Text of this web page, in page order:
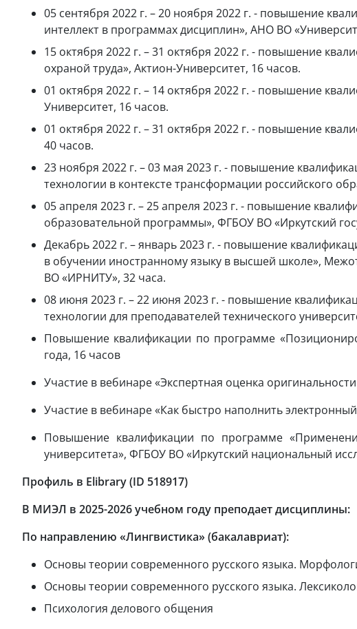
05 сентября 2022 г. – 20 ноября 2022 г. - повышение
интеллект в программах дисциплин», АНО ВО
15 октября 2022 г. – 31 октября 2022 г. - повышение
охраной труда», Актион-Университет, 16 часов.
01 октября 2022 г. – 14 октября 2022 г. - повышение
Университет, 16 часов.
01 октября 2022 г. – 31 октября 2022 г. - повышение
40 часов.
23 ноября 2022 г. – 03 мая 2023 г. - повышение
технологии в контексте трансформации российского
05 апреля 2023 г. – 25 апреля 2023 г. - повышение
образовательной программы», ФГБОУ ВО «Иркутский
Декабрь 2022 г. – январь 2023 г. - повышение
в обучении иностранному языку в высшей школе»,
ВО «ИРНИТУ», 32 часа.
08 июня 2023 г. – 22 июня 2023 г. - повышение
технологии для преподавателей технического
Повышение квалификации по программе
года, 16 часов
Участие в вебинаре «Экспертная оценка
Участие в вебинаре «Как быстро наполнить
Повышение квалификации по программе
университета», ФГБОУ ВО «Иркутский национальный
Профиль в Elibrary (ID 518917)
В МИЭЛ в 2025-2026 учебном году преподает дисциплины:
По направлению «Лингвистика» (бакалавриат):
Основы теории современного русского языка.
Основы теории современного русского языка.
Психология делового общения